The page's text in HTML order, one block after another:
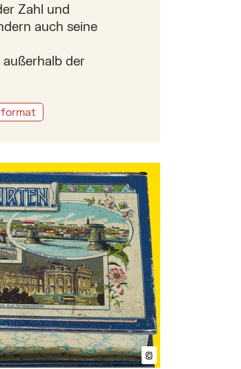
Zahl und
auch seine
der
©
Sammelns